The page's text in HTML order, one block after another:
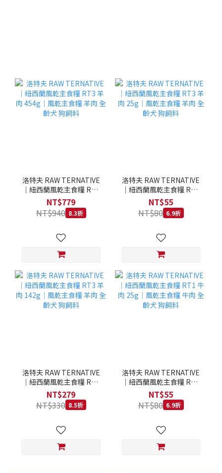
洛特夫 RAW TERNATIVE
｜紐西蘭風乾主食糧 RT3
羊肉 454g｜風乾主食糧 羊
肉 全齡犬 狗飼料
NT$779
NT$940 8.3折
洛特夫 RAW TERNATIVE
｜紐西蘭風乾主食糧 RT3
羊肉 25g｜風乾主食糧 羊
肉 全齡犬 狗飼料
NT$55
NT$80 6.9折
洛特夫 RAW TERNATIVE
｜紐西蘭風乾主食糧 RT3
羊肉 142g｜風乾主食糧 羊
肉 全齡犬 狗飼料
NT$279
NT$330 8.5折
洛特夫 RAW TERNATIVE
｜紐西蘭風乾主食糧 RT1
牛肉 25g｜風乾主食糧 牛
肉 全齡犬 狗飼料
NT$55
NT$80 6.9折